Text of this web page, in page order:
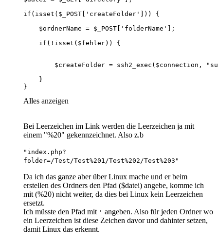
}
Alles anzeigen
Bei Leerzeichen im Link werden die Leerzeichen ja mit
einem "%20" gekennzeichnet. Also z.b
"index.php?
folder=/Test/Test%201/Test%202/Test%203"
Da ich das ganze aber über Linux mache und er beim
erstellen des Ordners den Pfad ($datei) angebe, komme ich
mit (%20) nicht weiter, da dies bei Linux kein Leerzeichen
ersetzt.
Ich müsste den Pfad mit ' angeben. Also für jeden Ordner wo
ein Leerzeichen ist diese Zeichen davor und dahinter setzen,
damit Linux das erkennt.